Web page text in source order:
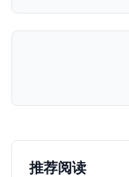
推荐阅读